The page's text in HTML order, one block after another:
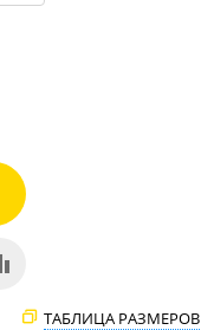
ТАБЛИЦА РАЗМЕРОВ